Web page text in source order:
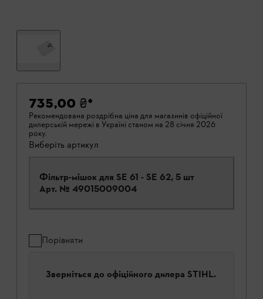
735,00 ₴*
Рекомендована роздрібна ціна для магазинів офіційної
дилерській мережі в Україні станом на 28 січня 2026
року.
Виберіть артикул
Фільтр-мішок для SE 61 - SE 62, 5 шт
Арт. № 49015009004
Порівняти
Зверніться до офіційного дилера STIHL.